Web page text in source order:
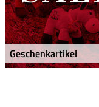
Geschenkartikel